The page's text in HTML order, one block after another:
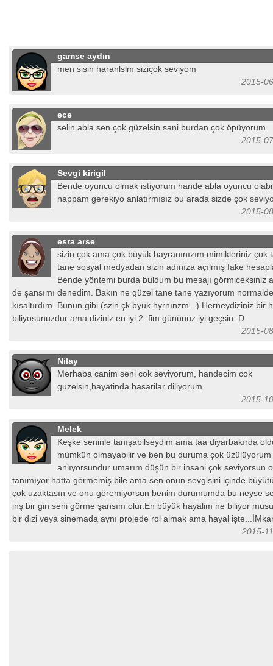
gamse aydın
men sisin haranlslm siziçok seviyom
2015-
ece
selin abla sen çok güzelsin sani burdan çok öpüyorum
2015-
Sevgi kirigil
Bende oyuncu olmak istiyorum hande abla oyuncu
nappam gerekiyo anlatırmısız bu arada sizde çok
2015-
esra arse
sizin çok ama çok büyük hayranınızım mimikleriniz çok
tane sosyal medyadan sizin adınıza açılmış fake
Bende yöntemi burda buldum bu mesajı görmiceksiniz
de şansımı denedim. Bakın ne güzel tane tane yazıyorum
kısaltırdım. Bunun gibi (szin çk byük hyrnınzm...) Herneydiziniz bir
biliyosunuzdur ama diziniz en iyi 2. fim gününüz iyi geçsin :D
2015-
Nilay
Merhaba canim seni cok seviyorum, handecim cok
guzelsin,hayatinda basarilar diliyorum
2015-
Melek
Keşke seninle tanışabilseydim ama taa diyarbakırda
mümkün olmayabilir ve ben bu duruma çok
anlıyorsundur umarım düşün bir insani çok seviyorsun
tanımıyor hatta görmemiş bile ama sen onun sevgisini içinde
çok uzaktasın ve onu göremiyorsun benim durumumda bu neyse
inş bir gin seni görme şansım olur.En büyük hayalim ne biliyor
bir dizi veya sinemada aynı projede rol almak ama hayal
2015-